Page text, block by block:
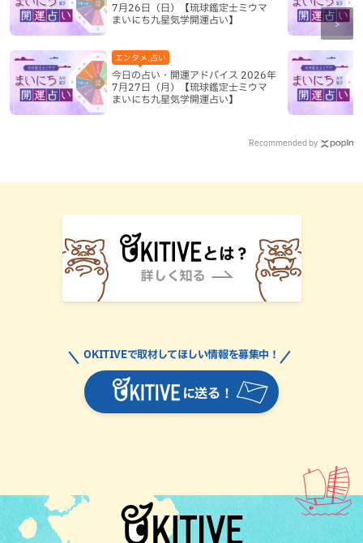
7月26日（日）【琉球鑑定士ミウマ
まいにち九星気学開運占い】
今日の占い・開運アドバイス 2026年
7月27日（月）【琉球鑑定士ミウマ
まいにち九星気学開運占い】
エンタメ,占い
Recommended by
に送る！
OKITIVEで取材してほしい情報を募集中！